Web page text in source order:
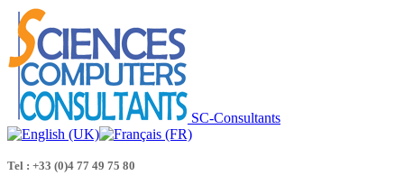
SC-Consultants
Tel : +33 (0)4 77 49 75 80